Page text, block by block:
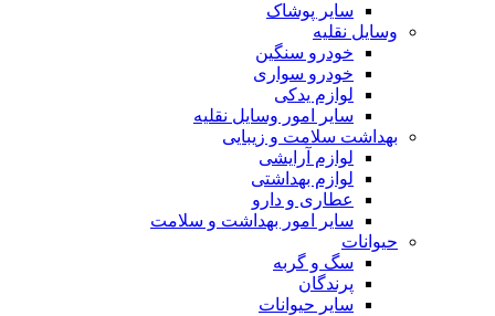
سایر پوشاک
وسایل نقلیه
خودرو سنگین
خودرو سواری
لوازم یدکی
سایر امور وسایل نقلیه
بهداشت سلامت و زیبایی
لوازم آرایشی
لوازم بهداشتی
عطاری و دارو
سایر امور بهداشت و سلامت
حیوانات
سگ و گربه
پرندگان
سایر حیوانات